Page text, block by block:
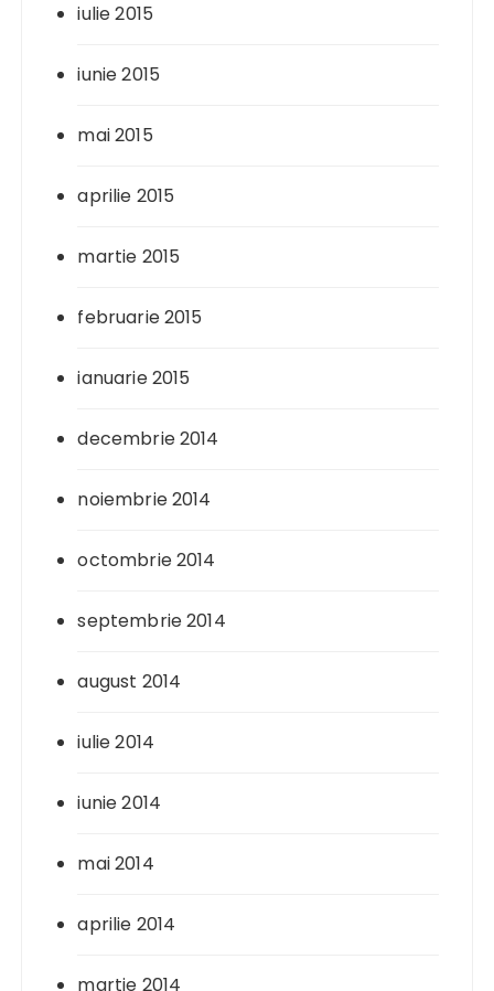
iulie 2015
iunie 2015
mai 2015
aprilie 2015
martie 2015
februarie 2015
ianuarie 2015
decembrie 2014
noiembrie 2014
octombrie 2014
septembrie 2014
august 2014
iulie 2014
iunie 2014
mai 2014
aprilie 2014
martie 2014